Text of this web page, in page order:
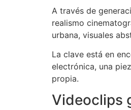
A través de
realismo
urbana, visuales
La clave está en
electrónica, una
propia.
Videoclips